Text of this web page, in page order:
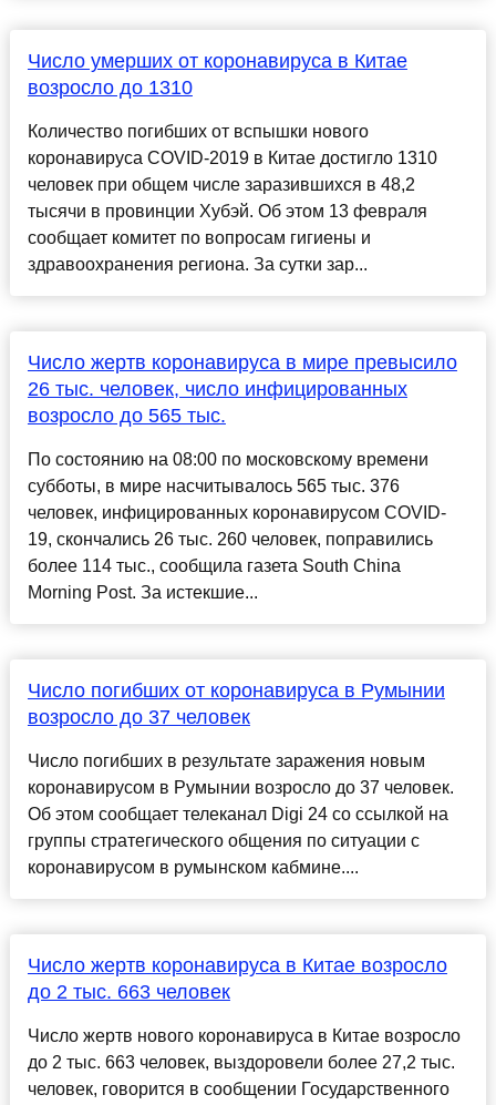
Число умерших от коронавируса в Китае
возросло до 1310
Количество погибших от вспышки нового
коронавируса COVID-2019 в Китае достигло 1310
человек при общем числе заразившихся в 48,2
тысячи в провинции Хубэй. Об этом 13 февраля
сообщает комитет по вопросам гигиены и
здравоохранения региона. За сутки зар...
Число жертв коронавируса в мире превысило
26 тыс. человек, число инфицированных
возросло до 565 тыс.
По состоянию на 08:00 по московскому времени
субботы, в мире насчитывалось 565 тыс. 376
человек, инфицированных коронавирусом COVID-
19, скончались 26 тыс. 260 человек, поправились
более 114 тыс., сообщила газета South China
Morning Post. За истекшие...
Число погибших от коронавируса в Румынии
возросло до 37 человек
Число погибших в результате заражения новым
коронавирусом в Румынии возросло до 37 человек.
Об этом сообщает телеканал Digi 24 со ссылкой на
группы стратегического общения по ситуации с
коронавирусом в румынском кабмине....
Число жертв коронавируса в Китае возросло
до 2 тыс. 663 человек
Число жертв нового коронавируса в Китае возросло
до 2 тыс. 663 человек, выздоровели более 27,2 тыс.
человек, говорится в сообщении Государственного